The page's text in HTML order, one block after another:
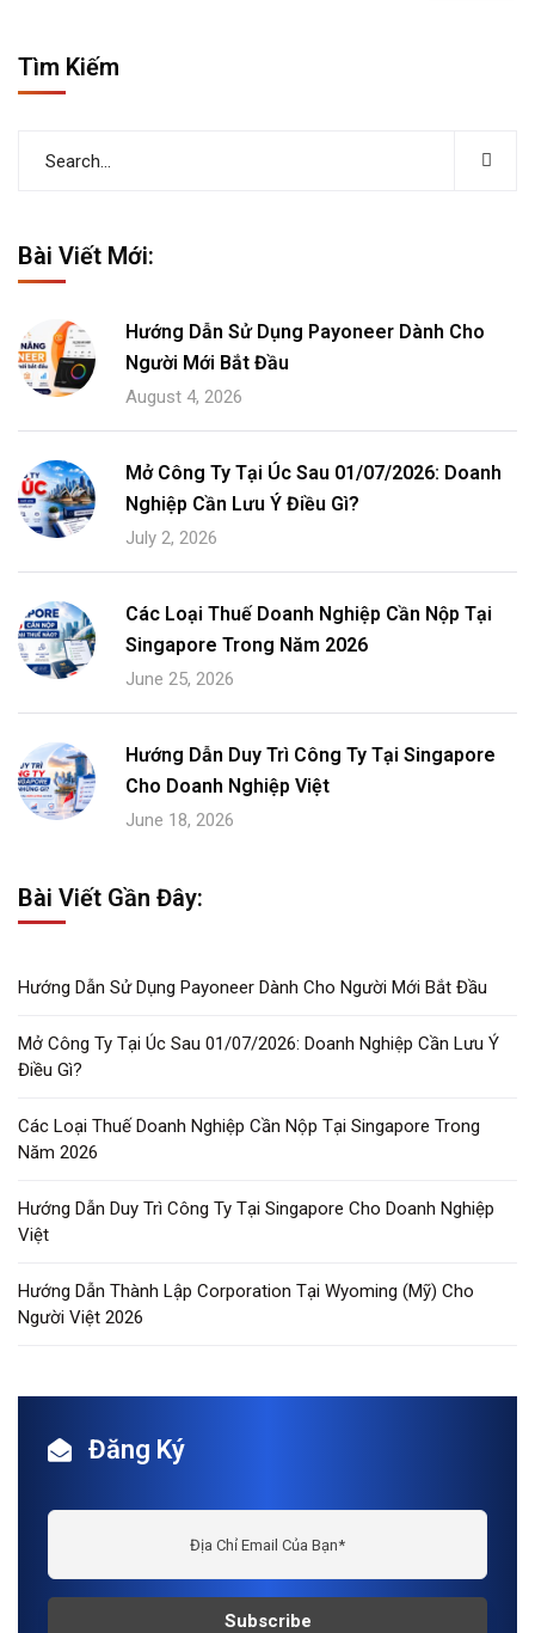
Tìm Kiếm
Bài Viết Mới:
Hướng Dẫn Sử Dụng Payoneer Dành Cho
Người Mới Bắt Đầu
August 4, 2026
Mở Công Ty Tại Úc Sau 01/07/2026: Doanh
Nghiệp Cần Lưu Ý Điều Gì?
July 2, 2026
Các Loại Thuế Doanh Nghiệp Cần Nộp Tại
Singapore Trong Năm 2026
June 25, 2026
Hướng Dẫn Duy Trì Công Ty Tại Singapore
Cho Doanh Nghiệp Việt
June 18, 2026
Bài Viết Gần Đây:
Hướng Dẫn Sử Dụng Payoneer Dành Cho Người Mới Bắt Đầu
Mở Công Ty Tại Úc Sau 01/07/2026: Doanh Nghiệp Cần Lưu Ý
Điều Gì?
Các Loại Thuế Doanh Nghiệp Cần Nộp Tại Singapore Trong
Năm 2026
Hướng Dẫn Duy Trì Công Ty Tại Singapore Cho Doanh Nghiệp
Việt
Hướng Dẫn Thành Lập Corporation Tại Wyoming (Mỹ) Cho
Người Việt 2026
Đăng Ký